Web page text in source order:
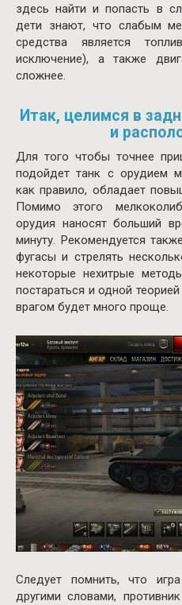
здесь найти и попасть в
дети знают, что слабым
средства является
исключение), а также
сложнее.
Итак, целимся в
и
Для того чтобы точнее
подойдет танк с орудием
как правило, обладает
Помимо этого
орудия наносят больший
минуту. Рекомендуется
фугасы и стрелять
некоторые нехитрые
постараться и одной
врагом будет много проще.
Следует помнить, что
другими словами,